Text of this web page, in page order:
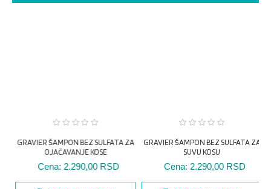
GRAVIER ŠAMPON BEZ SULFATA ZA
OJAČAVANJE KOSE
Cena:2.290,00 RSD